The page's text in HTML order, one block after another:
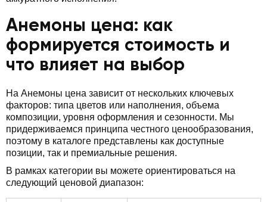
Анемоны цена: как
формируется стоимость и
что влияет на выбор
На Анемоны цена зависит от нескольких ключевых
факторов: типа цветов или наполнения, объема
композиции, уровня оформления и сезонности. Мы
придерживаемся принципа честного ценообразования,
поэтому в каталоге представлены как доступные
позиции, так и премиальные решения.
В рамках категории вы можете ориентироваться на
следующий ценовой диапазон: